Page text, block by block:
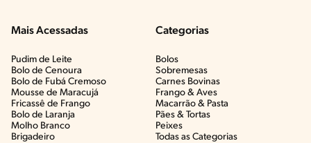
Mais Acessadas
Pudim de Leite
Bolo de Cenoura
Bolo de Fubá Cremoso
Mousse de Maracujá
Fricassê de Frango
Bolo de Laranja
Molho Branco
Brigadeiro
Categorias
Bolos
Sobremesas
Carnes Bovinas​
Frango & Aves​
Macarrão & Pasta​
Pães & Tortas​
Peixes
Todas as Categorias